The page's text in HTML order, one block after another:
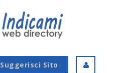
Suggerisci Sito